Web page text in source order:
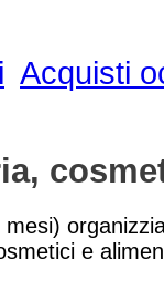
Acquisti
e